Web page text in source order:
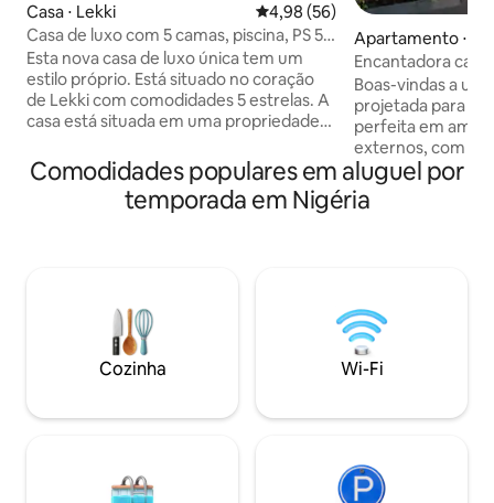
Casa ⋅ Lekki 4,98 de uma avaliação média
4,98 (56)
Casa de luxo com 5 camas, piscina, PS 5 e
sinuca em Lekki
Esta nova casa de luxo única tem um
estilo próprio. Está situado no coração
de Lekki com comodidades 5 estrelas. A
casa está situada em uma propriedade
semana, com sua própria segurança
pessoal e um zelador particular para
atender às suas necessidades diárias de
tênis de mesa, mesa de hóquei de ar,
Smart TV/fechadura, janelas/portão
automatizados, colchões ortopédicos,
DSTV e alto-falantes embutidos.
Apartamento ⋅
Encantadora
piscina, academia
Boas-vindas a
projetada para
perfeita em
externos, com
lavanderia, TV
compacta para treinos
desfrute de um
está equipada
Wi-Fi é rápido e
disponível 24
semana. Um segurança e um porteiro
Comodidades populares em aluguel por
temporada em Nigéria
Cozinha Wi-Fi